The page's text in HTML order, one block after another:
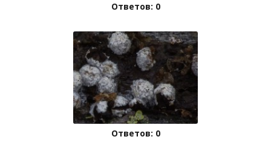
Ответов: 0
Ответов: 0